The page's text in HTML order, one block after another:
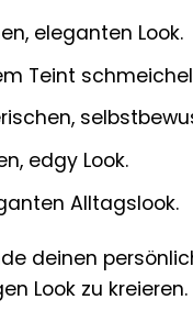
eleganten Look.
Teint
edgy Look.
Alltagslook.
deinen
Look zu kreieren.